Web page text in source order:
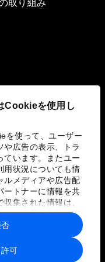
Cookieを使用し
を使って、ユーザー
や広告の表示、トラ
ています。またユー
用状況についても情
ルメディアや広告配
ートナーに情報を共
集された情報は、
ーに提供した他の情
ビスを使用した際
み合わされ、各パー
ることがありま
可
取り組み